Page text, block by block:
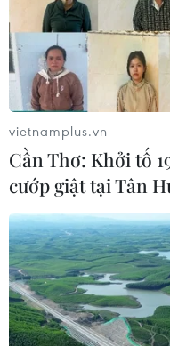
vietnamplus.vn
Cần Thơ: Khởi tố
cướp giật tại Tân